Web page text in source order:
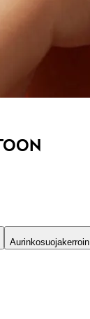
Aurinkosuojakerroin